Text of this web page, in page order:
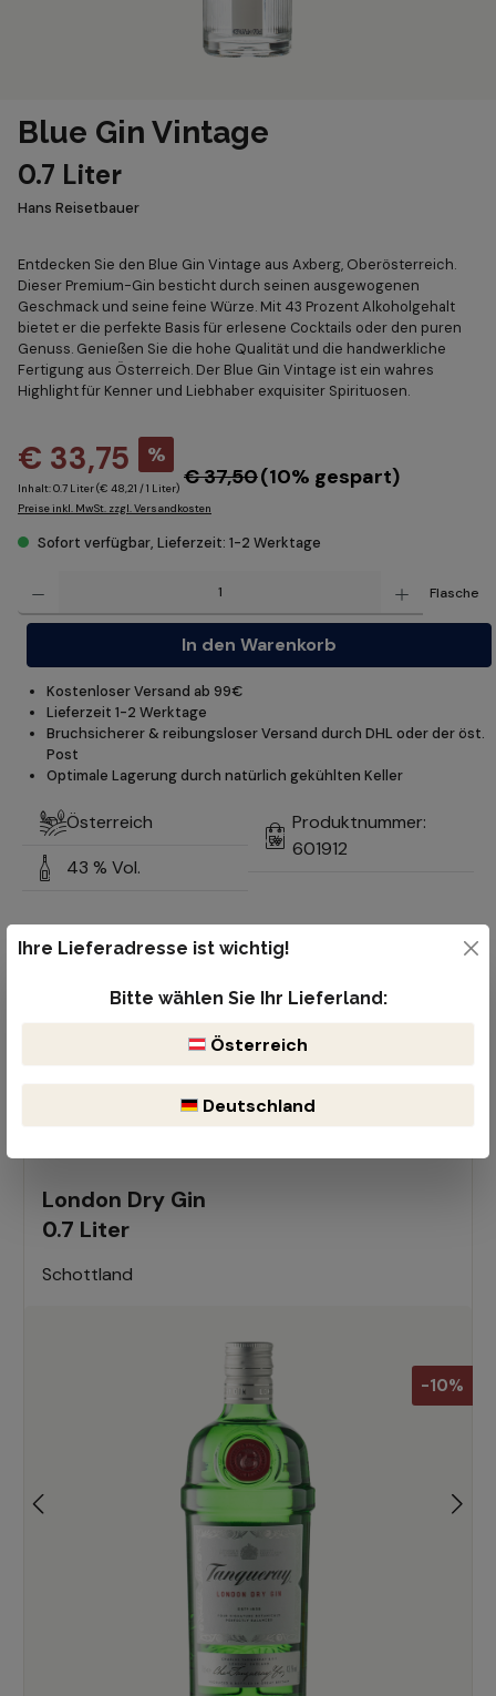
Blue Gin Vintage
0.7 Liter
Hans Reisetbauer
Entdecken Sie den Blue Gin Vintage aus Axberg, Oberösterreich.
Dieser Premium-Gin besticht durch seinen ausgewogenen
Geschmack und seine feine Würze. Mit 43 Prozent Alkoholgehalt
bietet er die perfekte Basis für erlesene Cocktails oder den puren
Genuss. Genießen Sie die hohe Qualität und die handwerkliche
Fertigung aus Österreich. Der Blue Gin Vintage ist ein wahres
Highlight für Kenner und Liebhaber exquisiter Spirituosen.
€ 33,75
%
€ 37,50(10% gespart)
Inhalt:0.7 Liter(€ 48,21 / 1 Liter)
Preise inkl. MwSt. zzgl. Versandkosten
Sofort verfügbar, Lieferzeit: 1-2 Werktage
Flasche
In den Warenkorb
Kostenloser Versand ab 99€
Lieferzeit 1-2 Werktage
Bruchsicherer & reibungsloser Versand durch DHL oder der öst.
Post
Optimale Lagerung durch natürlich gekühlten Keller
Österreich
43 % Vol.
Produktnummer:
601912
Ähnliche Produkte
London Dry Gin
0.7 Liter
Schottland
-10%
Ihre Lieferadresse ist wichtig!
Bitte wählen Sie Ihr Lieferland:
Österreich
Deutschland